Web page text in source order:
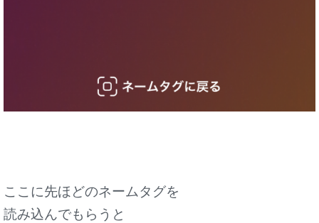
ここに先ほどのネームタグを
読み込んでもらうと